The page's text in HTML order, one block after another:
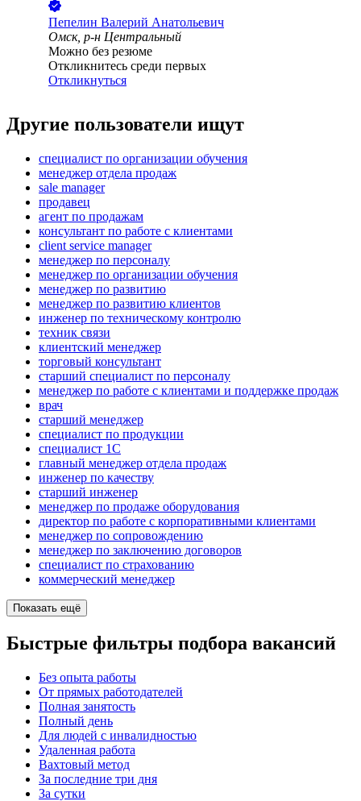
Пепелин Валерий Анатольевич
Омск, р-н Центральный
Можно без резюме
Откликнитесь среди первых
Откликнуться
Другие пользователи ищут
специалист по организации обучения
менеджер отдела продаж
sale manager
продавец
агент по продажам
консультант по работе с клиентами
client service manager
менеджер по персоналу
менеджер по организации обучения
менеджер по развитию
менеджер по развитию клиентов
инженер по техническому контролю
техник связи
клиентский менеджер
торговый консультант
старший специалист по персоналу
менеджер по работе с клиентами и поддержке продаж
врач
старший менеджер
специалист по продукции
специалист 1С
главный менеджер отдела продаж
инженер по качеству
старший инженер
менеджер по продаже оборудования
директор по работе с корпоративными клиентами
менеджер по сопровождению
менеджер по заключению договоров
специалист по страхованию
коммерческий менеджер
Показать ещё
Быстрые фильтры подбора вакансий
Без опыта работы
От прямых работодателей
Полная занятость
Полный день
Для людей с инвалидностью
Удаленная работа
Вахтовый метод
За последние три дня
За сутки